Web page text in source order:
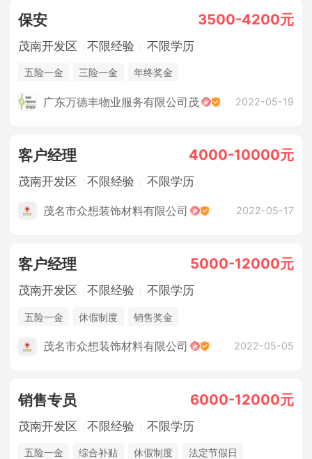
保安 3500-4200元
茂南开发区 不限经验 不限学历
五险一金 三险一金 年终奖金
广东万德丰物业服务有限公司茂 2022-05-19
客户经理 4000-10000元
茂南开发区 不限经验 不限学历
茂名市众想装饰材料有限公司 2022-05-17
客户经理 5000-12000元
茂南开发区 不限经验 不限学历
五险一金 休假制度 销售奖金
茂名市众想装饰材料有限公司 2022-05-05
销售专员 6000-12000元
茂南开发区 不限经验 不限学历
五险一金 综合补贴 休假制度
法定节假日